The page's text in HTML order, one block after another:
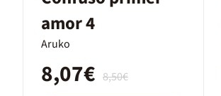
amor 4
Aruko
8,50€
8,07€